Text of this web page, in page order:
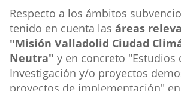
Respecto a los ámbitos
tenido en cuenta las áreas
"Misión Valladolid Ciudad
Neutra" y en concreto "Estudios
Investigación y/o proyectos
proyectos de implementación"